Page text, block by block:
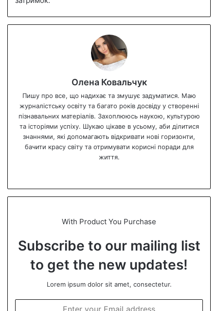
Олена Ковальчук
Пишу про все, що надихає та змушує задуматися. Маю
журналістську освіту та багато років досвіду у створенні
пізнавальних матеріалів. Захоплююсь наукою, культурою
та історіями успіху. Шукаю цікаве в усьому, аби ділитися
знаннями, які допомагають відкривати нові горизонти,
бачити красу світу та отримувати корисні поради для
життя.
te
With Product You Purchase
Subscribe to our mailing list
to get the new updates!
Lorem ipsum dolor sit amet, consectetur.